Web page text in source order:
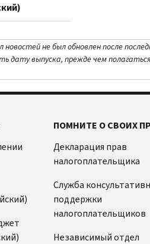
новостей не был обновлен после
дату выпуска, прежде чем
ПОМНИТЕ О СВОИХ
Декларация прав
налогоплательщика
Служба
поддержки
налогоплательщиков
Независимый отдел